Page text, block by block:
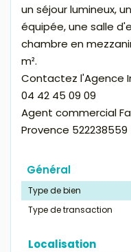
un séjour lumineux,
équipée, une salle
chambre en
m².
Contactez l'Agence
04 42 45 09 09
Agent commercial
Provence 522238559
Général
Type de bien
Type de transaction
Localisation